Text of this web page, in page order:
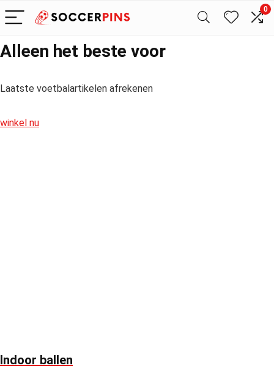
0
Alleen het beste voor
Laatste voetbalartikelen afrekenen
winkel nu
Indoor ballen